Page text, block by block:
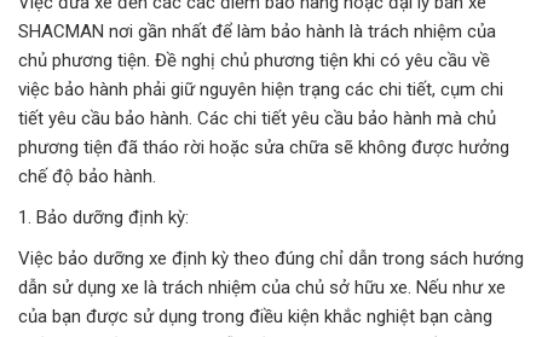
SHACMAN nơi gần nhất để làm bảo hành là trách nhiệm của
chủ phương tiện. Đề nghị chủ phương tiện khi có yêu cầu về
việc bảo hành phải giữ nguyên hiện trạng các chi tiết, cụm chi
tiết yêu cầu bảo hành. Các chi tiết yêu cầu bảo hành mà chủ
phương tiện đã tháo rời hoặc sửa chữa sẽ không được hưởng
chế độ bảo hành.
1. Bảo dưỡng định kỳ:
Việc bảo dưỡng xe định kỳ theo đúng chỉ dẫn trong sách hướng
dẫn sử dụng xe là trách nhiệm của chủ sở hữu xe. Nếu như xe
của bạn được sử dụng trong điều kiện khắc nghiệt bạn càng